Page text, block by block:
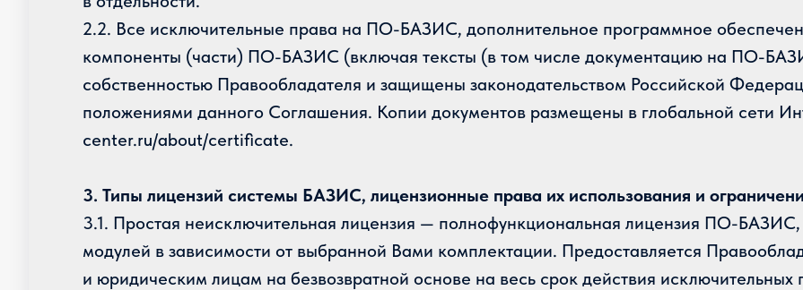
2.2. Все исключительные права на ПО-БАЗИС, дополнительное программное
компоненты (части) ПО-БАЗИС (включая тексты (в том числе документацию на ПО-
собственностью Правообладателя и защищены законодательством Российской
положениями данного Соглашения. Копии документов размещены в глобальной сети
center.ru/about/certificate.
3. Типы лицензий системы БАЗИС, лицензионные права их использования и
3.1. Простая неисключительная лицензия — полнофункциональная лицензия ПО-БАЗИС,
модулей в зависимости от выбранной Вами комплектации. Предоставляется
и юридическим лицам на безвозвратной основе на весь срок действия